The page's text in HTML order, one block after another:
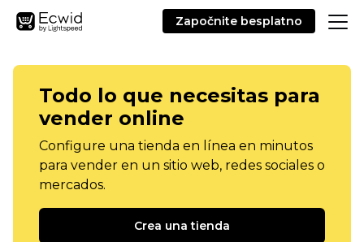
Započnite besplatno
Todo lo que necesitas para
vender online
Configure una tienda en línea en minutos
para vender en un sitio web, redes sociales o
mercados.
Crea una tienda